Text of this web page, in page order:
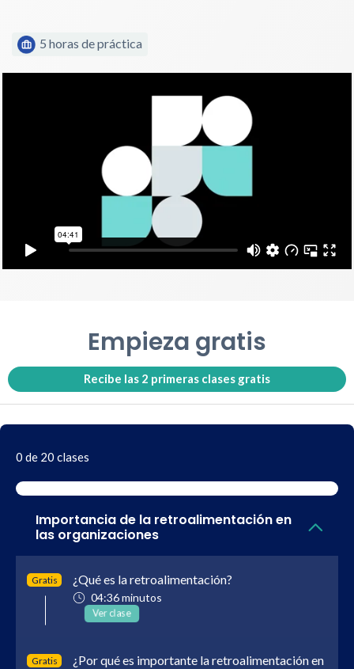
5 horas de práctica
Empieza gratis
Recibe las 2 primeras clases gratis
0 de 20 clases
Importancia de la retroalimentación en
las organizaciones
Gratis ¿Qué es la retroalimentación?
04:36 minutos
Ver clase
Gratis
¿Por qué es importante la retroalimentación en